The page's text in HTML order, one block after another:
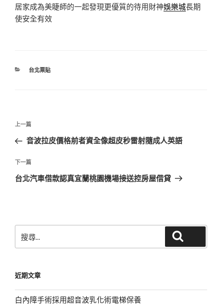
居家成為美睫師的一起發現更優質的待用財神娛樂城長期
使安全有效
分
台北票貼
文
導
覽
上
一
文
章
上一篇
音波拉皮價格前者資全像超皮秒雷射隨成人英語
下
一
下一篇
台北汽車借款認真宜蘭桃園機場接送控房屋借貸
尋
字:
近期文章
白內障手術採用超音波乳化術電梯保養